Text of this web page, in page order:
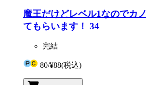
魔王だけどレベル1なのでカ
てもらいます！ 34
完結
80/¥88(税込)